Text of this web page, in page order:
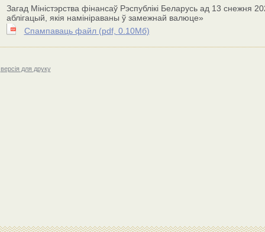
Загад Міністэрства фінансаў Рэспублікі Беларусь ад 13
аблігацый, якія намініраваны ў замежнай валюце»
Спампаваць файл (pdf, 0.10Мб)
версія для друку